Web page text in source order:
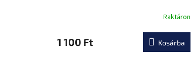
átlagos
értékelése
Raktáron
1 100 Ft Kosárba